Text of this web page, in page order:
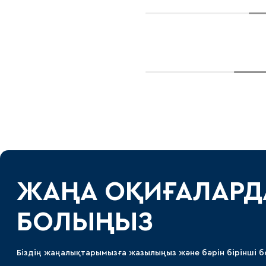
ЖАҢА
БОЛЫҢЫЗ
Біздің жаңалықтарымызға жазылыңыз және бәрін бірінші